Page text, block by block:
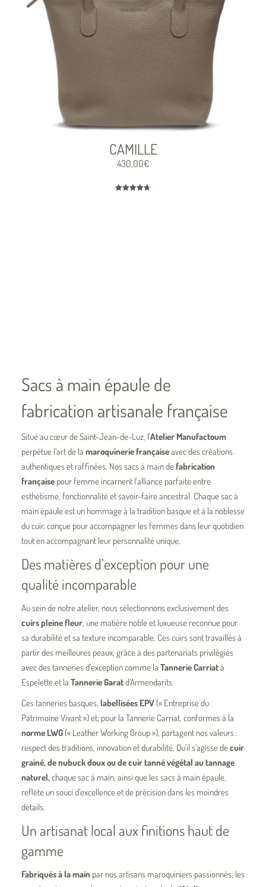
CAMILLE
430,00€
Sacs à main épaule de
fabrication artisanale française
Situé au cœur de Saint-Jean-de-Luz, l’Atelier Manufactoum
perpétue l’art de la maroquinerie françaiseavec des créations
authentiques et raffinées. Nossacs à main defabrication
française pour femme incarnent l’alliance parfaite entre
esthétisme, fonctionnalité et savoir-faire ancestral. Chaque sac à
main épaule est un hommage à la tradition basque et à la noblesse
du cuir, conçue pour accompagner les femmes dans leur quotidien
tout en accompagnant leur personnalité unique.
Des matières d’exception pour une
qualité incomparable
Au sein de notre atelier, nous sélectionnons exclusivement des
cuirs pleine fleur, une matière noble et luxueuse reconnue pour
sa durabilité et sa texture incomparable. Ces cuirs sont travaillés à
partir des meilleures peaux, grâce à des partenariats privilégiés
avec des tanneries d’exception comme la Tannerie Carriatà
Espelette et la Tannerie Garatd’Armendarits.
Ces tanneries basques, labellisées EPV (« Entreprise du
Patrimoine Vivant ») et, pour la Tannerie Carriat, conformes à la
norme LWG (« Leather Working Group »), partagent nos valeurs :
respect des traditions, innovation et durabilité. Qu’il s’agisse decuir
grainé, de nubuck doux ou de cuir tanné végétal au tannage
naturel,chaque sac à main, ainsi que les sacs à main épaule,
reflète un souci d’excellence et de précision dans les moindres
détails.
Un artisanat local aux finitions haut de
gamme
Fabriqués à la main par nos artisans maroquiniers passionnés, les